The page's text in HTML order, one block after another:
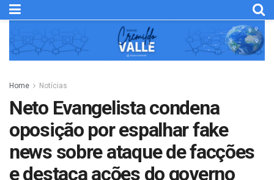
Home Notícias
Neto Evangelista condena
oposição por espalhar fake
news sobre ataque de facções
e destaca ações do governo